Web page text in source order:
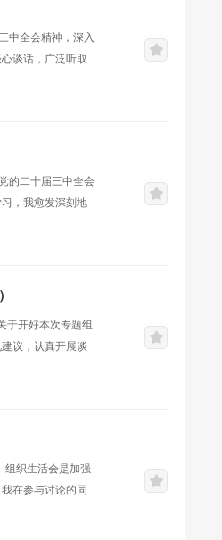
中全会精神，深入
谈话，广泛听取
上下功夫不够。
的二十届三中全会
，我愈发深刻地
想以及“两个确
于开好本次专题组
议，认真开展谈
措施和努力方
组织生活会是加强
在参与讨论的同
不断提高党性修